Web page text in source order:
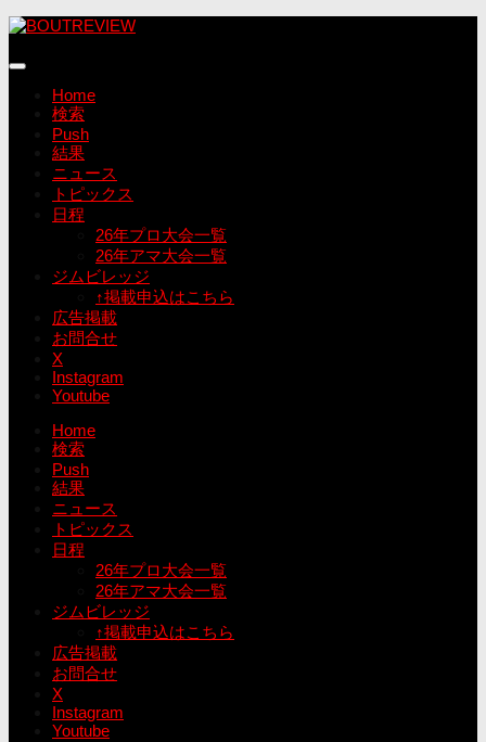
コ
テ
Home
検索
Push
結果
ニュース
トピックス
日程
26年プロ大会一覧
26年アマ大会一覧
ジムビレッジ
↑掲載申込はこちら
広告掲載
お問合せ
X
Instagram
Youtube
Home
検索
Push
結果
ニュース
トピックス
日程
26年プロ大会一覧
26年アマ大会一覧
ジムビレッジ
↑掲載申込はこちら
広告掲載
お問合せ
X
Instagram
Youtube